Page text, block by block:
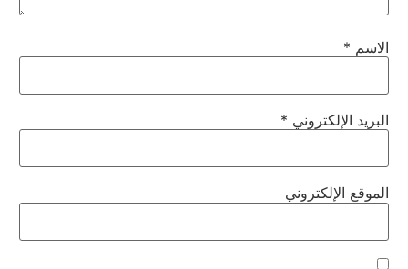
الاسم *
البريد الإلكتروني *
الموقع الإلكتروني